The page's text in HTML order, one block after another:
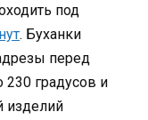
под
. Буханки
перед
градусов и
изделий